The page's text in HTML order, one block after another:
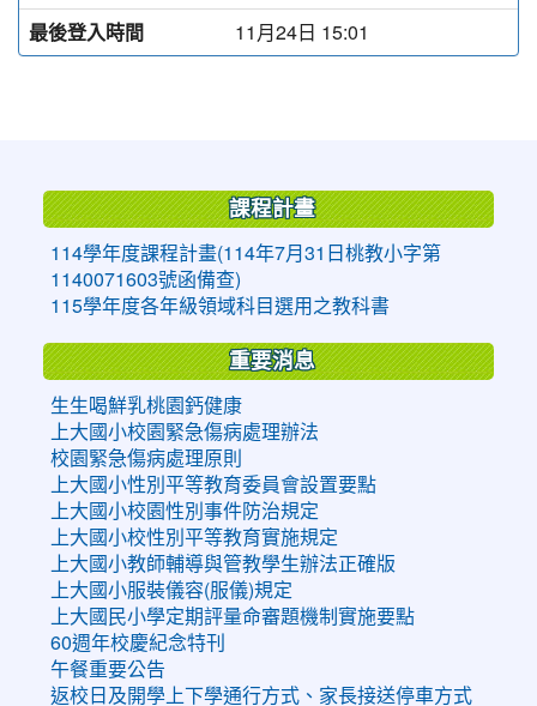
最後登入時間
11月24日 15:01
課程計畫
114學年度課程計畫(114年7月31日桃教小字第
1140071603號函備查)
115學年度各年級領域科目選用之教科書
重要消息
生生喝鮮乳桃園鈣健康
上大國小校園緊急傷病處理辦法
校園緊急傷病處理原則
上大國小性別平等教育委員會設置要點
上大國小校園性別事件防治規定
上大國小校性別平等教育實施規定
上大國小教師輔導與管教學生辦法正確版
上大國小服裝儀容(服儀)規定
上大國民小學定期評量命審題機制實施要點
60週年校慶紀念特刊
午餐重要公告
返校日及開學上下學通行方式、家長接送停車方式